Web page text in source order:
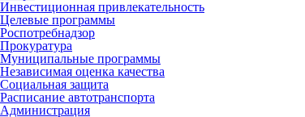
Инвестиционная привлекательность
Целевые программы
Роспотребнадзор
Прокуратура
Муниципальные программы
Независимая оценка качества
Социальная защита
Расписание автотранспорта
Администрация